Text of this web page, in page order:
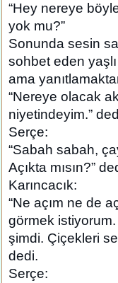
“Hey nereye
yok mu?”
Sonunda sesin
sohbet eden
ama
“Nereye olacak
niyetindeyim.”
Serçe:
“Sabah sabah,
Açıkta mısın?”
Karıncacık:
“Ne açım ne de
görmek istiyorum.
şimdi. Çiçekleri
dedi.
Serçe: